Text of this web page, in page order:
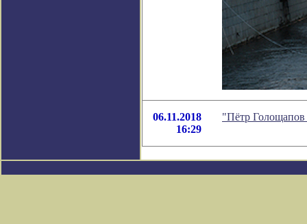
06.11.2018
16:29
"Пётр Голощапов